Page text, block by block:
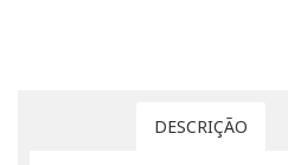
DESCRIÇÃO